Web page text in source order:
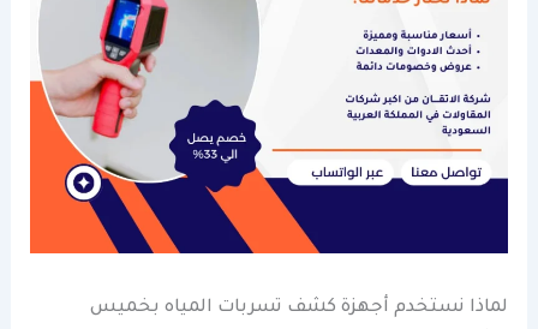
لماذا نستخدم أجهزة كشف تسربات المياه بخميس